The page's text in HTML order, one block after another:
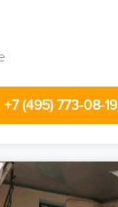
+7 (495) 773-08-19